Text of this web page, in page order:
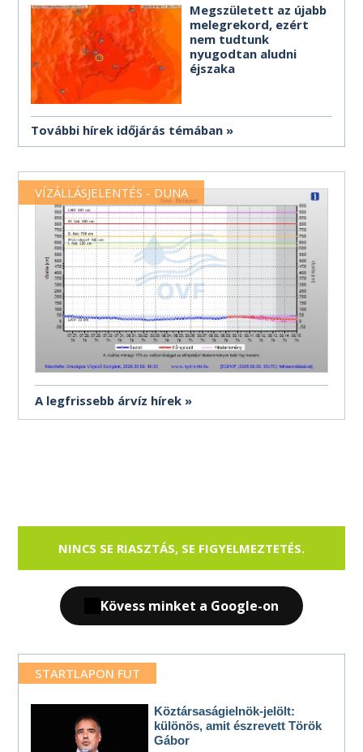
Megszületett az újabb
melegrekord, ezért
nem tudtunk
nyugodtan aludni
éjszaka
További hírek időjárás témában
VÍZÁLLÁSJELENTÉS - DUNA
A legfrissebb árvíz hírek
NINCS SE RIASZTÁS, SE FIGYELMEZTETÉS.
Kövess minket a Google-on
STARTLAPON FUT
Köztársaságielnök-jelölt:
különös, amit észrevett Török
Gábor